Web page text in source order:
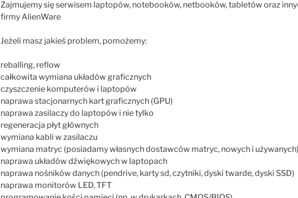
Zajmujemy się serwisem laptopów, notebooków, netbooków, tabletów oraz
firmy AlienWare
Jeżeli masz jakieś problem, pomożemy:
reballing, reflow
całkowita wymiana układów graficznych
czyszczenie komputerów i laptopów
naprawa stacjonarnych kart graficznych (GPU)
naprawa zasilaczy do laptopów i nie tylko
regeneracja płyt głównych
wymiana kabli w zasilaczu
wymiana matryc (posiadamy własnych dostawców matryc, nowych i używanych)
naprawa układów dźwiękowych w laptopach
naprawa nośników danych (pendrive, karty sd, czytniki, dyski twarde, dyski SSD)
naprawa monitorów LED, TFT